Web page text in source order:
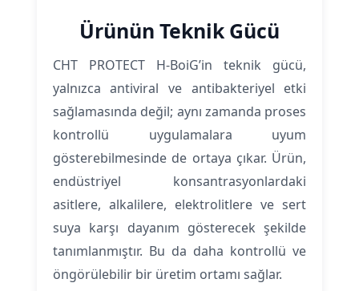
Ürünün Teknik Gücü
CHT PROTECT H-BoiG’in teknik gücü,
yalnızca antiviral ve antibakteriyel etki
sağlamasında değil; aynı zamanda proses
kontrollü uygulamalara uyum
gösterebilmesinde de ortaya çıkar. Ürün,
endüstriyel konsantrasyonlardaki
asitlere, alkalilere, elektrolitlere ve sert
suya karşı dayanım gösterecek şekilde
tanımlanmıştır. Bu da daha kontrollü ve
öngörülebilir bir üretim ortamı sağlar.